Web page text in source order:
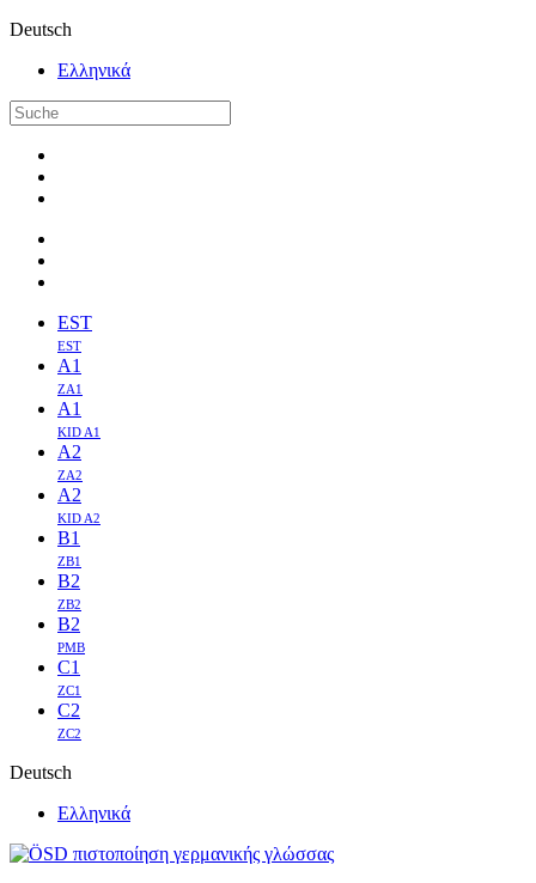
Deutsch
Ελληνικά
EST
EST
A1
ZA1
A1
KID A1
A2
ZA2
A2
KID A2
B1
ZB1
B2
ZB2
B2
PMB
C1
ZC1
C2
ZC2
Deutsch
Ελληνικά